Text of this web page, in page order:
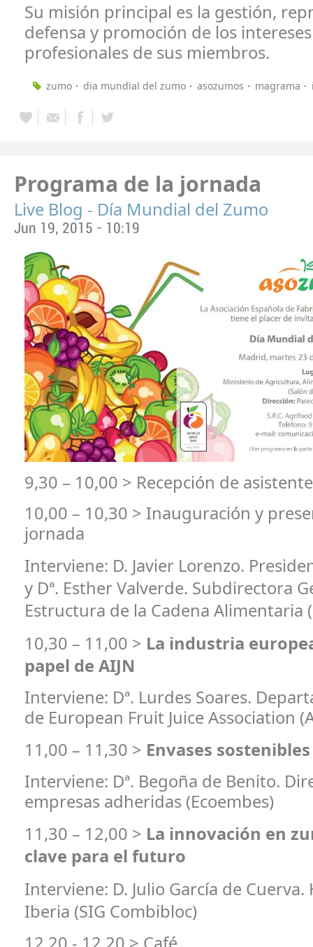
Su misión principal es la gestión,
defensa y promoción de los
profesionales de sus miembros.
zumo dia mundial del zumo asozumos magrama
Programa de la jornada
Live Blog - Día Mundial del Zumo
Jun 19, 2015 - 10:19
9,30 – 10,00 > Recepción de
10,00 – 10,30 > Inauguración y
jornada
Interviene: D. Javier Lorenzo.
y Dª. Esther Valverde. Subdirectora
Estructura de la Cadena Alimentaria
10,30 – 11,00 > La industria
papel de AIJN
Interviene: Dª. Lurdes Soares.
de European Fruit Juice Association
11,00 – 11,30 > Envases
Interviene: Dª. Begoña de Benito.
empresas adheridas (Ecoembes)
11,30 – 12,00 > La innovación en
clave para el futuro
Interviene: D. Julio García de Cuerva.
Iberia (SIG Combibloc)